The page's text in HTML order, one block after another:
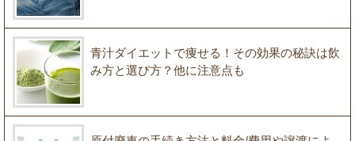
青汁ダイエットで痩せる！その効果の秘訣は飲
み方と選び方？他に注意点も